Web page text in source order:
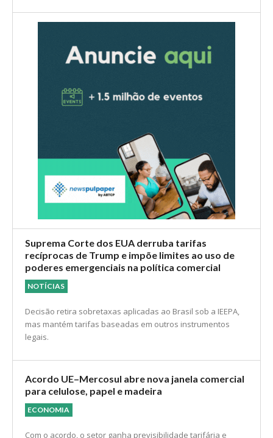
Suprema Corte dos EUA derruba tarifas
recíprocas de Trump e impõe limites ao uso de
poderes emergenciais na política comercial
NOTÍCIAS
Decisão retira sobretaxas aplicadas ao Brasil sob a IEEPA,
mas mantém tarifas baseadas em outros instrumentos
legais.
Acordo UE–Mercosul abre nova janela comercial
para celulose, papel e madeira
ECONOMIA
Com o acordo, o setor ganha previsibilidade tarifária e